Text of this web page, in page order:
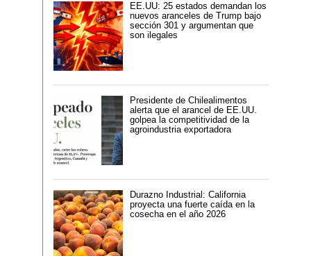
EE.UU: 25 estados demandan los
nuevos aranceles de Trump bajo
sección 301 y argumentan que
son ilegales
Presidente de Chilealimentos
alerta que el arancel de EE.UU.
golpea la competitividad de la
agroindustria exportadora
Durazno Industrial: California
proyecta una fuerte caída en la
cosecha en el año 2026